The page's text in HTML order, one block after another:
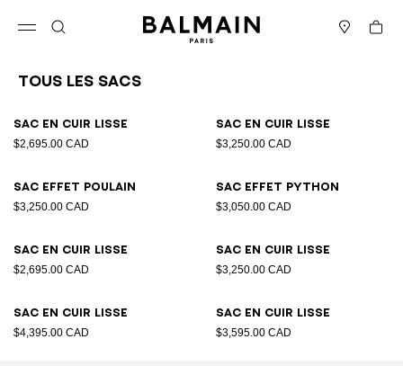
Panier
Tous les Sacs
Sac en cuir lisse
$2,695.00 CAD
Sac en cuir lisse
$3,250.00 CAD
Sac effet poulain
$3,250.00 CAD
Sac effet python
$3,050.00 CAD
Sac en cuir lisse
$2,695.00 CAD
Sac en cuir lisse
$3,250.00 CAD
Sac en cuir lisse
$4,395.00 CAD
Sac en cuir lisse
$3,595.00 CAD